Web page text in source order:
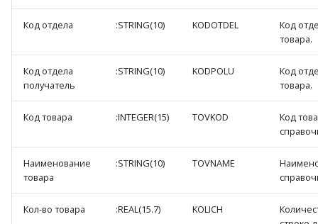
Код отдела :STRING(10) KODOTDEL
Код
товара.
Код отдела
получатель
:STRING(10) KODPOLU
Код
товара.
Код товара :INTEGER(15) TOVKOD
Код
Наименование
товара
:STRING(10) TOVNAME
Кол-во товара :REAL(15.7) KOLICH